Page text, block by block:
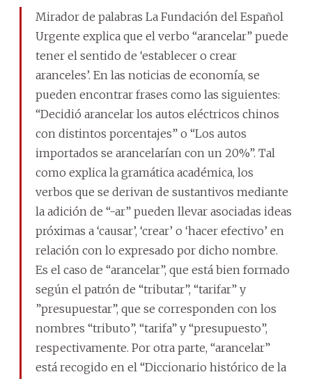
Mirador de palabras La Fundación del Español
Urgente explica que el verbo “arancelar” puede
tener el sentido de ‘establecer o crear
aranceles’. En las noticias de economía, se
pueden encontrar frases como las siguientes:
“Decidió arancelar los autos eléctricos chinos
con distintos porcentajes” o “Los autos
importados se arancelarían con un 20%”. Tal
como explica la gramática académica, los
verbos que se derivan de sustantivos mediante
la adición de “-ar” pueden llevar asociadas ideas
próximas a ‘causar’, ‘crear’ o ‘hacer efectivo’ en
relación con lo expresado por dicho nombre.
Es el caso de “arancelar”, que está bien formado
según el patrón de “tributar”, “tarifar” y
”presupuestar”, que se corresponden con los
nombres “tributo”, “tarifa” y “presupuesto”,
respectivamente. Por otra parte, “arancelar”
está recogido en el “Diccionario histórico de la